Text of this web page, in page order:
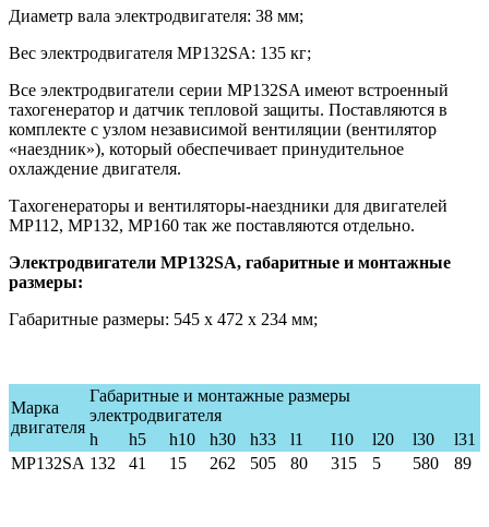
Диаметр вала электродвигателя: 38 мм;
Вес электродвигателя МР132SA: 135 кг;
Все электродвигатели серии МР132SA имеют встроенный
тахогенератор и датчик тепловой защиты. Поставляются в
комплекте с узлом независимой вентиляции (вентилятор
«наездник»), который обеспечивает принудительное
охлаждение двигателя.
Тахогенераторы и вентиляторы-наездники для двигателей
МР112, МР132, МР160 так же поставляются отдельно.
Электродвигатели МР132SA, габаритные и монтажные
размеры:
Габаритные размеры: 545 х 472 х 234 мм;
Марка
двигателя
Габаритные и монтажные размеры
электродвигателя
h
h5 h10 h30 h33 l1 I10 l20 l30
l31
MP132SA 132 41 15 262 505 80 315 5 580 89